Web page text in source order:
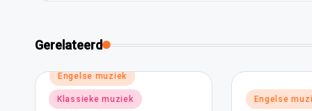
Gerelateerd
Geplaatst
in
Engelse muziek
Klassieke muziek
Geplaatst
Engelse